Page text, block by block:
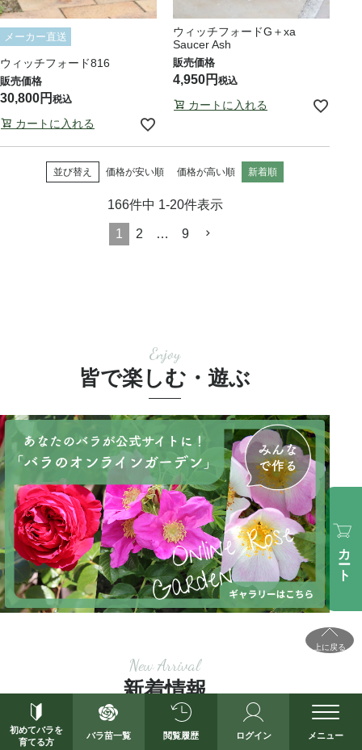
メーカー直送
ウィッチフォード816
30,800 税込
カートに入れる
ウィッチフォードG＋xa
Saucer Ash
4,950 税込
カートに入れる
並び替え 価格が安い順 価格が高い順 新着順
166件中 1-20件表示
1 2 … 9
Enjoy
皆で楽しむ・遊ぶ
New Arrival
新着情報
初めてバラを
育てる方
バラ苗一覧 閲覧履歴 ログイン メニュー
カート
上に戻る